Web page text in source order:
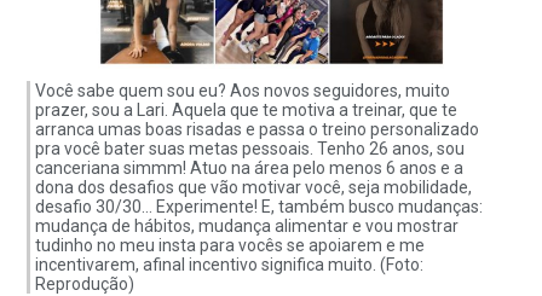
Você sabe quem sou eu? Aos novos seguidores, muito
prazer, sou a Lari. Aquela que te motiva a treinar, que te
arranca umas boas risadas e passa o treino personalizado
pra você bater suas metas pessoais. Tenho 26 anos, sou
canceriana simmm! Atuo na área pelo menos 6 anos e a
dona dos desafios que vão motivar você, seja mobilidade,
desafio 30/30… Experimente! E, também busco mudanças:
mudança de hábitos, mudança alimentar e vou mostrar
tudinho no meu insta para vocês se apoiarem e me
incentivarem, afinal incentivo significa muito. (Foto:
Reprodução)